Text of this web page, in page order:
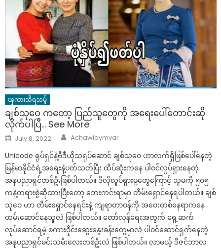
ၾကားသိရသမွ်
ချစ်သုဝေ ကတော့ ပြည်သူတွေကို အရေးပေါ်တောင်းဆို
လိုက်ပါပြီ… See More
Posted
on
July 8, 2022 Author
Achawlaymyar
Unicode ရုပ်ရှင်နဲ့ဗီဒီယိုသရုပ်ဆောင် ချစ်သုဝေ ဟာလက်ရှိဖြစ်ပေါ်နေတဲ့
မြန်မာနိုင်ငံရဲ့အရေးနဲ့ပတ်သတ်ပြီး ထိပ်ဆုံးကနေ ပါဝင်လှုပ်ရှားနေတဲ့
အနုပညာရှင်တစ်ဦးဖြစ်ပါတယ်။ ဒီလိုလှုပ်ရှားမှု့တွေကြောင့် သူမကို ၅၀၅
ကနဲ့တရားစွဲဆိုထားပြီးတော့ ဘေးကင်းရာမှာ တိမ်းရှောင်နေရပါတယ်။ ချစ်
သုဝေ ဟာ တိမ်းရှောင်နေရင်းနဲ့ ကျရာတာဝန်ကို အဝေးတစ်နေရာကနေ
ထမ်းဆောင်နေသူလဲ ဖြစ်ပါတယ်။ တော်လှန်ရေးအတွက် ရှေ့ဆက်
လုပ်ဆောင်ရမဲ့ စကားဝိုင်းဆွေးနွေးခန်းတွေမှာလဲ ပါဝင်ဆောင်ရှက်နေတဲ့
အနုပညာရှင်မင်းသမီးလေးတစ်ဦးလဲ ဖြစ်ပါတယ်။ လာမယ့် ဒီဇင်ဘာလ